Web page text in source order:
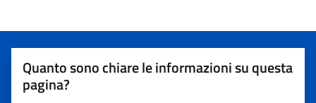
Quanto sono chiare le informazioni su questa
pagina?